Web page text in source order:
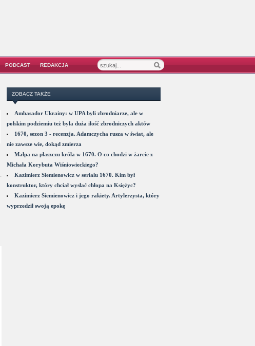
PODCAST REDAKCJA
ZOBACZ TAKŻE
Ambasador Ukrainy: w UPA byli zbrodniarze, ale w
polskim podziemiu też była duża ilość zbrodniczych aktów
1670, sezon 3 - recenzja. Adamczycha rusza w świat, ale
nie zawsze wie, dokąd zmierza
Małpa na płaszczu króla w 1670. O co chodzi w żarcie z
Michała Korybuta Wiśniowieckiego?
Kazimierz Siemienowicz w serialu 1670. Kim był
konstruktor, który chciał wysłać chłopa na Księżyc?
Kazimierz Siemienowicz i jego rakiety. Artylerzysta, który
wyprzedził swoją epokę